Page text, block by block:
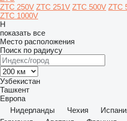
ZTC 250V ZTC 251V ZTC 500V ZTC
ZTC 1000V
H
показать все
Место расположения
Поиск по радиусу
Узбекистан
Ташкент
Европа
Нидерланды
Чехия